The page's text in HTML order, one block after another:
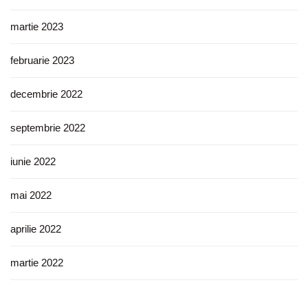
martie 2023
februarie 2023
decembrie 2022
septembrie 2022
iunie 2022
mai 2022
aprilie 2022
martie 2022